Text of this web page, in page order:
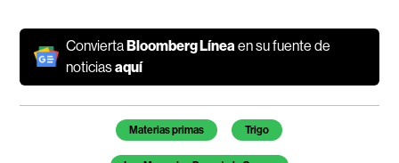
ConviertaBloomberg Línea en su fuente de
noticiasaquí
Temas de este artículo
Materias primas Trigo